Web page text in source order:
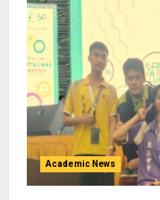
Academic News